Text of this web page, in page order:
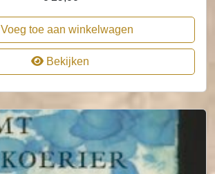
Voeg toe aan winkelwagen
Bekijken